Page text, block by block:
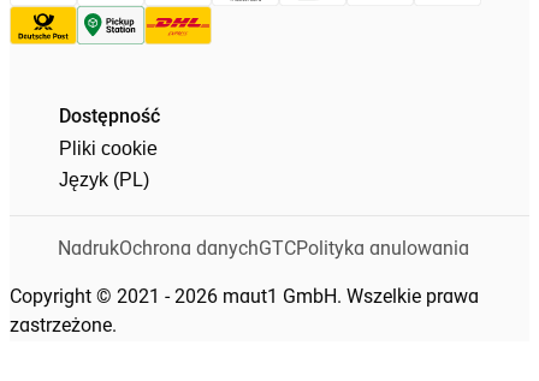
Dostępność
Pliki cookie
Język (PL)
Copyright © 2021 - 2026 maut1 GmbH. Wszelkie prawa
zastrzeżone.
NadrukOchrona danychGTCPolityka anulowania